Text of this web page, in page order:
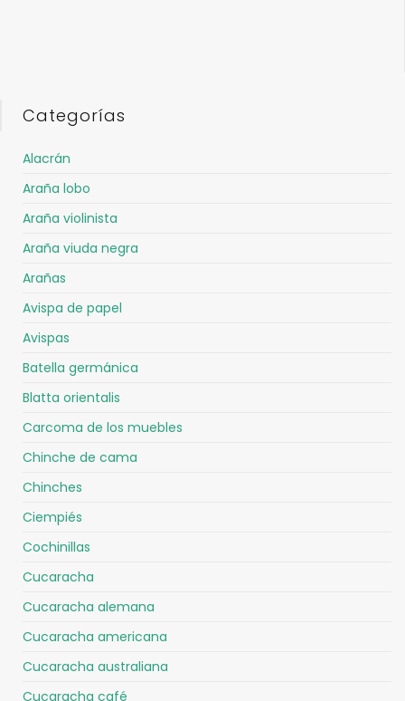
Categorías
Alacrán
Araña lobo
Araña violinista
Araña viuda negra
Arañas
Avispa de papel
Avispas
Batella germánica
Blatta orientalis
Carcoma de los muebles
Chinche de cama
Chinches
Ciempiés
Cochinillas
Cucaracha
Cucaracha alemana
Cucaracha americana
Cucaracha australiana
Cucaracha café